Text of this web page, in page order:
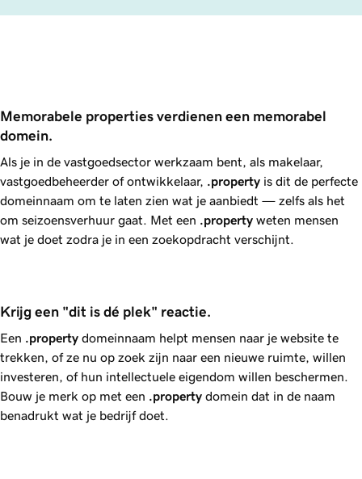
Memorabele properties verdienen een memorabel
domein.
Als je in de vastgoedsector werkzaam bent, als makelaar,
vastgoedbeheerder of ontwikkelaar, .property is dit de perfecte
domeinnaam om te laten zien wat je aanbiedt — zelfs als het
om seizoensverhuur gaat. Met een .property weten mensen
wat je doet zodra je in een zoekopdracht verschijnt.
Krijg een "dit is dé plek" reactie.
Een .property domeinnaam helpt mensen naar je website te
trekken, of ze nu op zoek zijn naar een nieuwe ruimte, willen
investeren, of hun intellectuele eigendom willen beschermen.
Bouw je merk op met een .property domein dat in de naam
benadrukt wat je bedrijf doet.